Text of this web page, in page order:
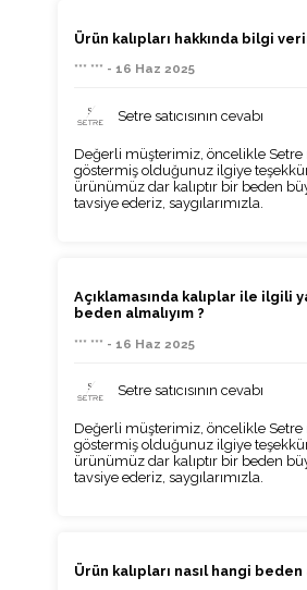
Ürün kalıpları hakkında bilgi
*** *** - 16 Haz 2025
Setre satıcısının cevabı
Değerli müşterimiz, öncelikle Setre
göstermiş olduğunuz ilgiye
ürünümüz dar kalıptır bir beden
tavsiye ederiz, saygılarımızla.
Açıklamasında kalıplar ile ilgili
beden almalıyım ?
*** *** - 16 Haz 2025
Setre satıcısının cevabı
Değerli müşterimiz, öncelikle Setre
göstermiş olduğunuz ilgiye
ürünümüz dar kalıptır bir beden
tavsiye ederiz, saygılarımızla.
Ürün kalıpları nasıl hangi beden